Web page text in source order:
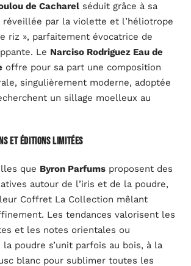
de Cacharel séduit grâce à sa
réveillée par la violette et l’héliotrope
riz », parfaitement évocatrice de
Le Narciso Rodriguez Eau de
offre pour sa part une composition
singulièrement moderne, adoptée
un sillage moelleux au
et éditions limitées
que Byron Parfums proposent des
autour de l’iris et de la poudre,
Coffret La Collection mêlant
Les tendances valorisent les
et les notes orientales ou
la poudre s’unit parfois au bois, à la
blanc pour sublimer toutes les